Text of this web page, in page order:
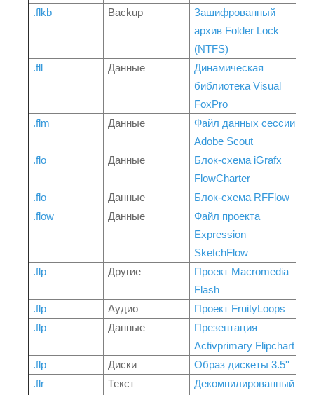
.flkb
Backup
Зашифрованный
архив Folder Lock
(NTFS)
.fll
Данные
Динамическая
библиотека Visual
FoxPro
.flm
Данные
Файл данных сессии
Adobe Scout
.flo
Данные
Блок-схема iGrafx
FlowCharter
.flo
Данные
Блок-схема RFFlow
.flow
Данные
Файл проекта
Expression
SketchFlow
.flp
Другие
Проект Macromedia
Flash
.flp
Аудио
Проект FruityLoops
.flp
Данные
Презентация
Activprimary Flipchart
.flp
Диски
Образ дискеты 3.5''
.flr
Текст
Декомпилированный